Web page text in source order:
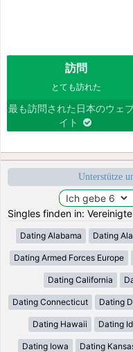
訪問
とても訪れた
最も訪問された日本のウェ
イト
Unterstütze
Singles finden in:
Dating Alabama Dating
Dating Armed Forces Europe
Dating California
Dating Connecticut Dating
Dating Hawaii Dating
Dating Iowa Dating